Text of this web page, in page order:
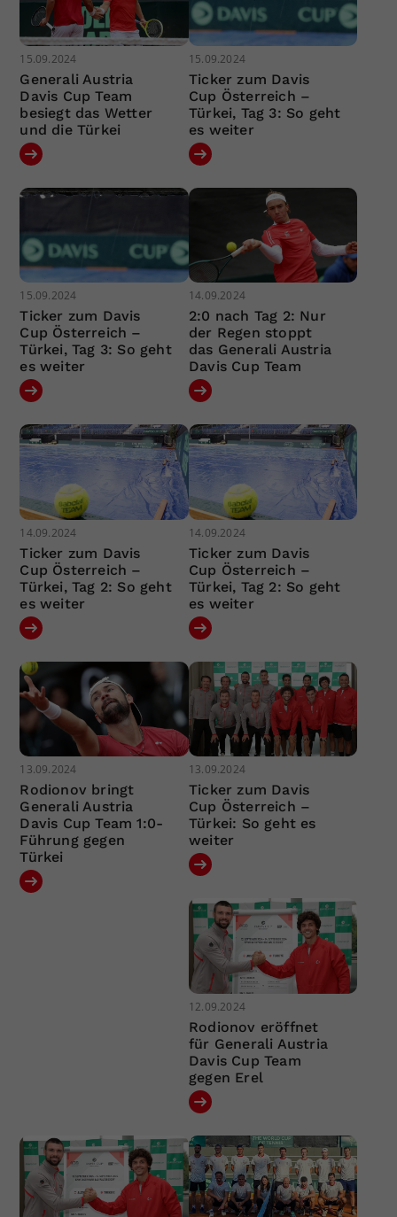
15.09.2024
Generali Austria
Davis Cup Team
besiegt das Wetter
und die Türkei
15.09.2024
Ticker zum Davis
Cup Österreich –
Türkei, Tag 3: So geht
es weiter
15.09.2024
Ticker zum Davis
Cup Österreich –
Türkei, Tag 3: So geht
es weiter
14.09.2024
2:0 nach Tag 2: Nur
der Regen stoppt
das Generali Austria
Davis Cup Team
14.09.2024
Ticker zum Davis
Cup Österreich –
Türkei, Tag 2: So geht
es weiter
14.09.2024
Ticker zum Davis
Cup Österreich –
Türkei, Tag 2: So geht
es weiter
13.09.2024
Rodionov bringt
Generali Austria
Davis Cup Team 1:0-
Führung gegen
Türkei
13.09.2024
Ticker zum Davis
Cup Österreich –
Türkei: So geht es
weiter
12.09.2024
Rodionov eröffnet
für Generali Austria
Davis Cup Team
gegen Erel